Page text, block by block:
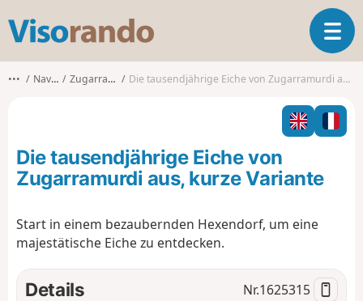
s
o
o
T
o
g
l
n
o
••• Navarra Zugarramurdi Die tausendjährige Eiche von Zugarramurdi aus, kurze Variante
Die tausendjährige Eiche von
Zugarramurdi aus, kurze Variante
Start in einem bezaubernden Hexendorf, um eine
majestätische Eiche zu entdecken.
Details Nr.1625315